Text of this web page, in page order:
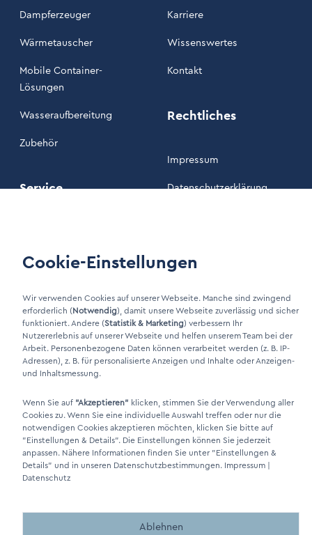
Dampferzeuger
Wärmetauscher
Mobile Container-
Lösungen
Wasseraufbereitung
Zubehör
Service
Kundenportal
Karriere
Wissenswertes
Kontakt
Rechtliches
Impressum
Datenschutzerklärung
LinkIn Link
Xing Link
DINO Dampferzeuger GmbH - Elektrische Dampferzeuger "Made in
Germany" 2026
Cookie-Einstellungen
Wir verwenden Cookies auf unserer Webseite. Manche sind zwingend
erforderlich (Notwendig), damit unsere Webseite zuverlässig und sicher
funktioniert. Andere (Statistik & Marketing) verbessern Ihr
Nutzererlebnis auf unserer Webseite und helfen unserem Team bei der
Arbeit. Personenbezogene Daten können verarbeitet werden (z. B. IP-
Adressen), z. B. für personalisierte Anzeigen und Inhalte oder Anzeigen-
und Inhaltsmessung.
Wenn Sie auf "Akzeptieren" klicken, stimmen Sie der Verwendung aller
Cookies zu. Wenn Sie eine individuelle Auswahl treffen oder nur die
notwendigen Cookies akzeptieren möchten, klicken Sie bitte auf
"Einstellungen & Details". Die Einstellungen können Sie jederzeit
anpassen. Nähere Informationen finden Sie unter "Einstellungen &
Details" und in unseren Datenschutzbestimmungen. Impressum |
Datenschutz
Ablehnen